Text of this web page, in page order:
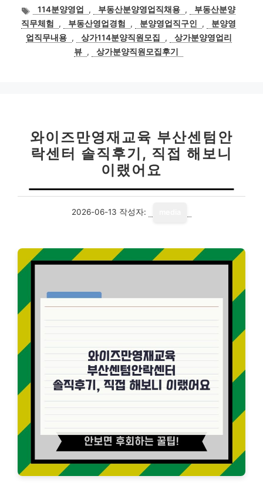
태
그
114분양영업 , 부동산분양영업직채용 ,
부동산분양
직무체험
, 부동산영업경험 , 분양영업직구인 ,
분양영
업직무내용 , 상가114분양직원모집 ,
상가분양영업리
뷰 , 상가분양직원모집후기
와이즈만영재교육 부산센텀안
락센터 솔직후기, 직접 해보니
이랬어요
2026-06-13 작성자: